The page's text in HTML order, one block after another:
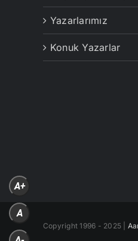
Yazarlarımız
Konuk Yazarlar
Copyright 1996 - 2025 |
A+
A